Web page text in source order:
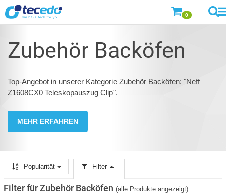
0
Zubehör Backöfen
Top-Angebot in unserer Kategorie Zubehör Backöfen: "Neff
Z1608CX0 Teleskopauszug Clip".
MEHR ERFAHREN
Popularität Filter
Filter für Zubehör Backöfen (alle Produkte angezeigt)